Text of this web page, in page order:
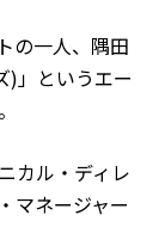
の一人、隅田
)」というエー
カル・ディレ
マネージャー